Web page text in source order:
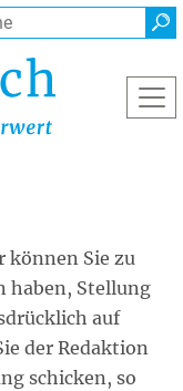
können Sie zu
haben, Stellung
auf
der Redaktion
schicken, so